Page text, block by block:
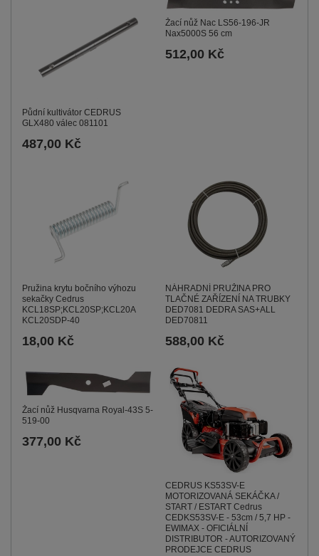
Půdní kultivátor CEDRUS
GLX480 válec 081101
487,00 Kč
Žací nůž Nac LS56-196-JR
Nax5000S 56 cm
512,00 Kč
Pružina krytu bočního výhozu
sekačky Cedrus
KCL18SP;KCL20SP;KCL20A
KCL20SDP-40
18,00 Kč
NÁHRADNÍ PRUŽINA PRO
TLAČNÉ ZAŘÍZENÍ NA TRUBKY
DED7081 DEDRA SAS+ALL
DED70811
588,00 Kč
Žací nůž Husqvarna Royal-43S 5-
519-00
377,00 Kč
CEDRUS KS53SV-E
MOTORIZOVANÁ SEKÁČKA /
START / ESTART Cedrus
CEDKS53SV-E - 53cm / 5,7 HP -
EWIMAX - OFICIÁLNÍ
DISTRIBUTOR - AUTORIZOVANÝ
PRODEJCE CEDRUS